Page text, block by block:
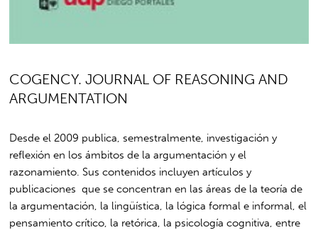
COGENCY. JOURNAL OF REASONING AND
ARGUMENTATION
Desde el 2009 publica, semestralmente, investigación y
reflexión en los ámbitos de la argumentación y el
razonamiento. Sus contenidos incluyen artículos y
publicaciones que se concentran en las áreas de la teoría de
la argumentación, la lingüística, la lógica formal e informal, el
pensamiento crítico, la retórica, la psicología cognitiva, entre